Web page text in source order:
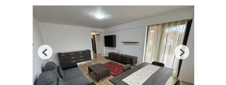
Previous Next